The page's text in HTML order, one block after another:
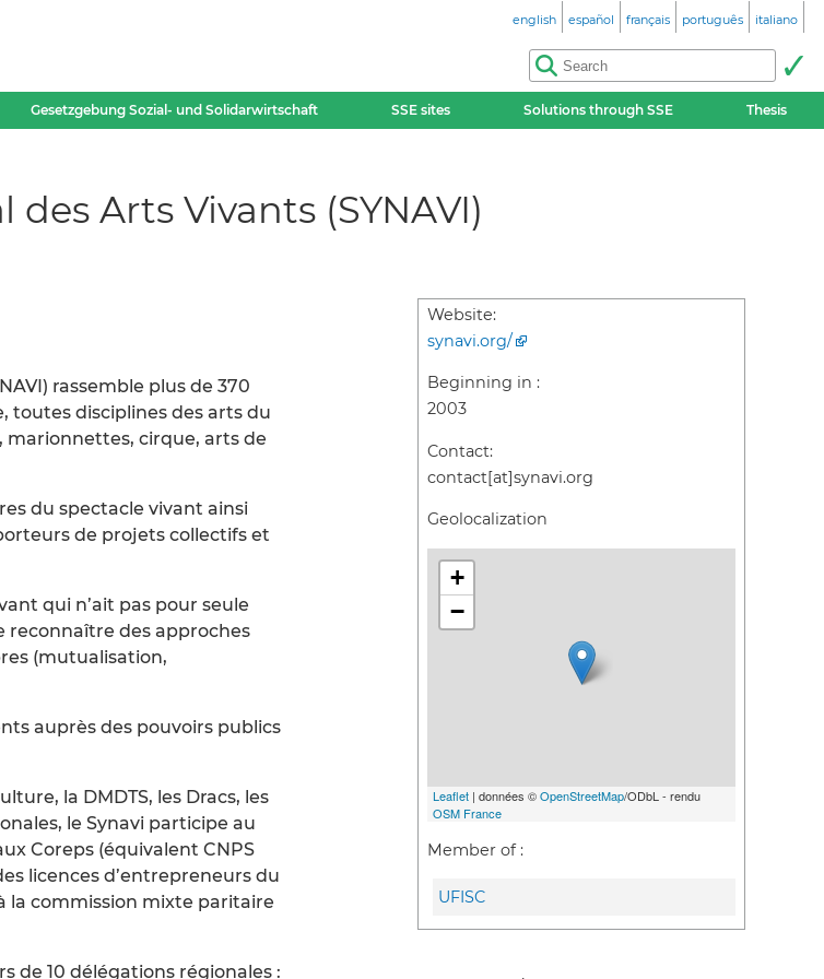
english español français português italiano
Gesetzgebung Sozial- und Solidarwirtschaft SSE sites Solutions through SSE Thesis
Arts Vivants (SYNAVI)
rassemble plus de 370
toutes disciplines des arts du
marionnettes, cirque, arts de
du spectacle vivant ainsi
de projets collectifs et
qui n’ait pas pour seule
reconnaître des approches
(mutualisation,
auprès des pouvoirs publics
la DMDTS, les Dracs, les
le Synavi participe au
Coreps (équivalent CNPS
licences d’entrepreneurs du
la commission mixte paritaire
de 10 délégations régionales :
Website:
synavi.org/
Beginning in :
2003
Contact:
contact[at]synavi.org
Geolocalization
+
−
Leaflet | données ©OpenStreetMap/ODbL - rendu
OSM France
Member of :
UFISC